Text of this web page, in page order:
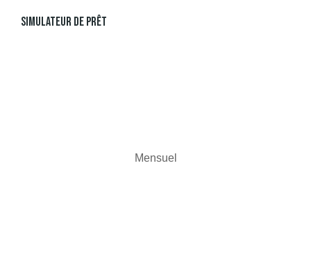
Simulateur De Prêt
Mensuel